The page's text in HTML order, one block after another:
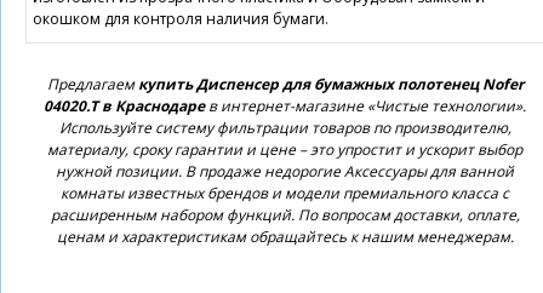
окошком для контроля наличия бумаги.
Предлагаемкупить Диспенсер для бумажных полотенец Nofer
04020.T в Краснодарев интернет-магазине «Чистые технологии».
Используйте систему фильтрации товаров по производителю,
материалу, сроку гарантии и цене – это упростит и ускорит выбор
нужной позиции. В продаже недорогие Аксессуары для ванной
комнаты известных брендов и модели премиального класса с
расширенным набором функций. По вопросам доставки, оплате,
ценам и характеристикам обращайтесь к нашим менеджерам.